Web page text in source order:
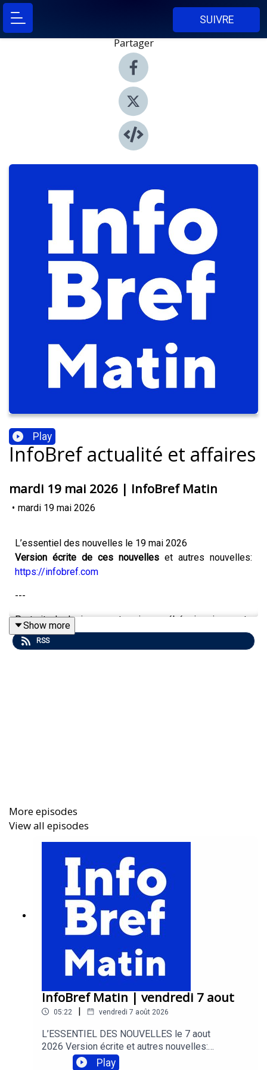
SUIVRE
Partager
Play
InfoBref actualité et affaires
mardi 19 mai 2026 | InfoBref Matin
• mardi 19 mai 2026
L’essentiel des nouvelles le 19 mai 2026
Version écrite de ces nouvelles et autres nouvelles:
https://infobref.com
---
Portrait de la jeune entreprise québécoise innovante
Beta Labs:
la productivité
Trouver le balado InfoBref
plateformes de balado:https://infobref.com/audio
Acheter de la publicité
https://infobref.com/pub/balado
Pierra:editeur@infobref.com
Show more
RSS
More episodes
View all episodes
InfoBref Matin | vendredi 7 aout
05:22 | vendredi 7 août 2026
L’ESSENTIEL DES NOUVELLES le 7 aout
2026 Version écrite et autres nouvelles:
https://infobref.com --- Des conseils pour gagner
Play